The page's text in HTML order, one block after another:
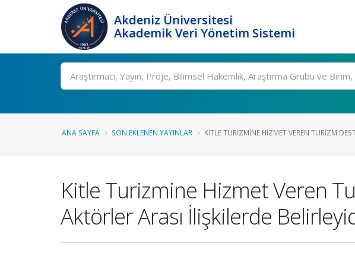
Akdeniz Üniversitesi
Akademik Veri Yönetim Sistemi
Ara
ANA SAYFA SON EKLENEN YAYINLAR KITLE TURIZMINE HIZMET VEREN TURIZM
Kitle Turizmine Hizmet Veren
Aktörler Arası İlişkilerde